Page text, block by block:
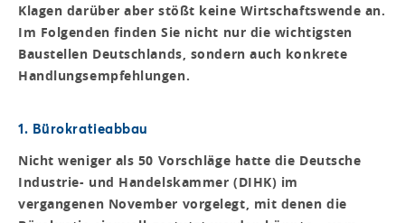
Klagen darüber aber stößt keine Wirtschaftswende an.
Im Folgenden finden Sie nicht nur die wichtigsten
Baustellen Deutschlands, sondern auch konkrete
Handlungsempfehlungen.
1. Bürokratieabbau
Nicht weniger als 50 Vorschläge hatte die Deutsche
Industrie- und Handelskammer (DIHK) im
vergangenen November vorgelegt, mit denen die